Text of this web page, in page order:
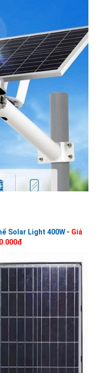
Solar Light 400W- Giá